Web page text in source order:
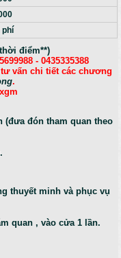
phí
điểm**)
- 0435335388
vấn chi tiết các chương
.
(đưa đón tham quan theo
thuyết minh và phục vụ
quan , vào cửa 1 lần.